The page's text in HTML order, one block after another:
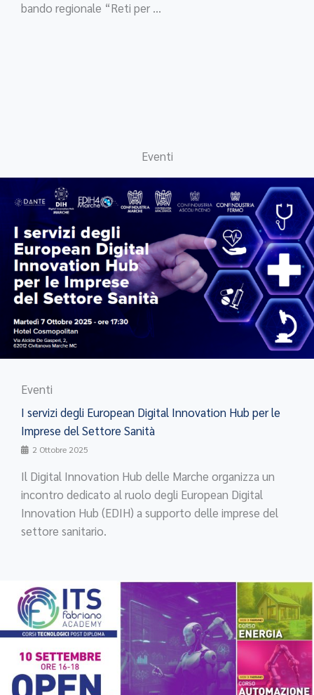
bando regionale “Reti per ...
Eventi
Eventi
I servizi degli European Digital Innovation Hub per le
Imprese del Settore Sanità
2 Ottobre 2025
Il Digital Innovation Hub delle Marche organizza un
incontro dedicato al ruolo degli European Digital
Innovation Hub (EDIH) a supporto delle imprese del
settore sanitario.